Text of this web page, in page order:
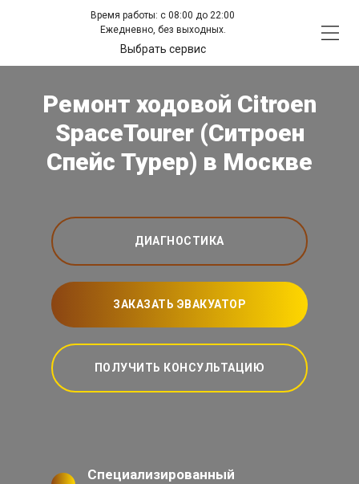
Время работы: с 08:00 до 22:00
Ежедневно, без выходных.
Выбрать сервис
Ремонт ходовой Citroen
SpaceTourer (Ситроен
Спейс Турер) в Москве
ДИАГНОСТИКА
ЗАКАЗАТЬ ЭВАКУАТОР
ПОЛУЧИТЬ КОНСУЛЬТАЦИЮ
Специализированный